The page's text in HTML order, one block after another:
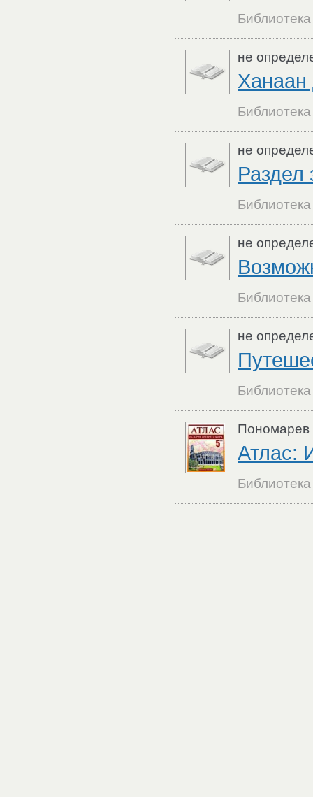
Библиотека
не
Ханаан
Библиотека
не
Раздел
Библиотека
не
Библиотека
не
Библиотека
Атлас:
Библиотека